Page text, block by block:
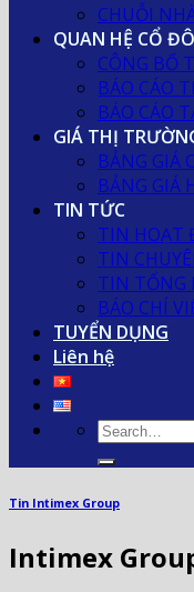
CHUỖI
QUAN HỆ CỔ
CÔNG BỐ
BÁO CÁO
BÁO CÁO
GIÁ THỊ
BẢNG GIÁ
BẢNG GIÁ
TIN TỨC
TIN HOẠT
TIN
TIN TỔNG
BÁO CHÍ
TUYỂN DỤNG
Liên hệ
Tin Intimex Group
Intimex